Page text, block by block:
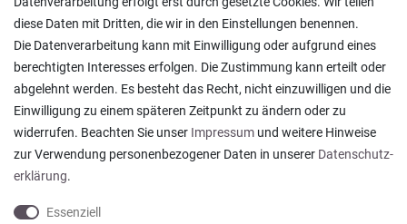
Ein einfach toller Service - prompte Lieferung und
sogar mit Pflegehinweis!
Datum der Veröffentlichung: 05.08.2026
Datum der Kauferfahrung: 29.07.2026
diese Daten mit Dritten, die wir in den Einstellungen benennen.
Die Datenverarbeitung kann mit Einwilligung oder aufgrund eines
berechtigten Interesses erfolgen. Die Zustimmung kann erteilt oder
abgelehnt werden. Es besteht das Recht, nicht einzuwilligen und die
Einwilligung zu einem späteren Zeitpunkt zu ändern oder zu
widerrufen. Beachten Sie unser Impressum und weitere Hinweise
zur Verwendung personenbezogener Daten in unserer Daten­schutz­
erklärung.
Essenziell